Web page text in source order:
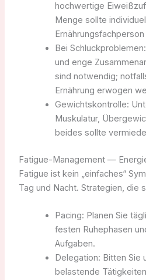
hochwertige
Menge sollte
Bei
und enge
sind notwendig;
Ernährung erwogen
Gewichtskontrolle:
Muskulatur,
beides sollte
Fatigue-Management —
Fatigue ist kein „einfaches“
Tag und Nacht. Strategien, die
Pacing: Planen Sie
festen Ruhephasen
Aufgaben.
Delegation: Bitten Sie
belastende